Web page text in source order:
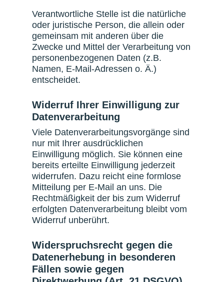
Verantwortliche Stelle ist die natürliche
oder juristische Person, die allein oder
gemeinsam mit anderen über die
Zwecke und Mittel der Verarbeitung von
personenbezogenen Daten (z.B.
Namen, E-Mail-Adressen o. Ä.)
entscheidet.
Widerruf Ihrer Einwilligung zur
Datenverarbeitung
Viele Datenverarbeitungsvorgänge sind
nur mit Ihrer ausdrücklichen
Einwilligung möglich. Sie können eine
bereits erteilte Einwilligung jederzeit
widerrufen. Dazu reicht eine formlose
Mitteilung per E-Mail an uns. Die
Rechtmäßigkeit der bis zum Widerruf
erfolgten Datenverarbeitung bleibt vom
Widerruf unberührt.
Widerspruchsrecht gegen die
Datenerhebung in besonderen
Fällen sowie gegen